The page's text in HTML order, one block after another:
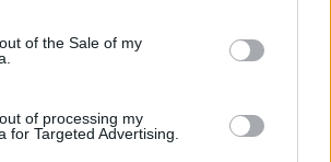
specified purposes in below Google
of the Sale of my
of processing my
for Targeted Advertising.